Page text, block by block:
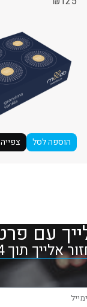
הוספה לסל
עם
תוך 24 שעות